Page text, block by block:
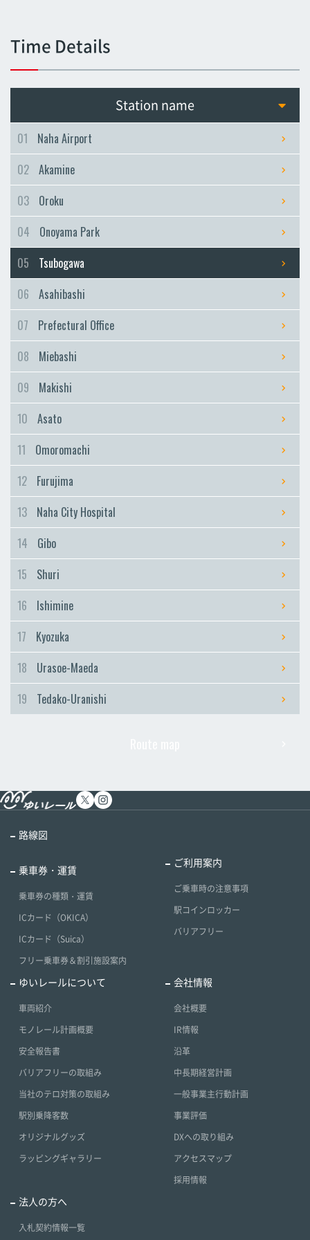
Asato
Naha City Hospital
Ishimine
Tedako-Uranishi
Asahibashi
Prefectural Office
Miebashi
Omoromachi
Gibo
Kyozuka
Time Details
Station name
01
Naha Airport
02 Akamine
03
Oroku
04
Onoyama Park
05
Tsubogawa
06
Asahibashi
07
Prefectural Office
08
Miebashi
09
Makishi
10
Asato
11
Omoromachi
12
Furujima
13
Naha City Hospital
14
Gibo
15
Shuri
16
Ishimine
17
Kyozuka
18
Urasoe-Maeda
19
Tedako-Uranishi
路線図
乗車券・運賃
乗車券の種類・運賃
ICカード（OKICA）
ICカード（Suica）
フリー乗車券＆割引施設案内
ご利用案内
ご乗車時の注意事項
駅コインロッカー
バリアフリー
ゆいレールについて
車両紹介
モノレール計画概要
安全報告書
バリアフリーの取組み
当社のテロ対策の取組み
駅別乗降客数
オリジナルグッズ
ラッピングギャラリー
会社情報
会社概要
IR情報
沿革
中長期経営計画
一般事業主行動計画
事業評価
DXへの取り組み
アクセスマップ
採用情報
法人の方へ
入札契約情報一覧